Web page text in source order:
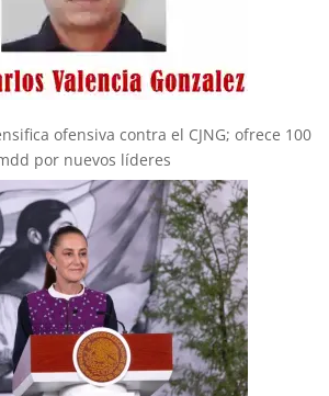
ofensiva contra el CJNG; ofrece 100
por nuevos líderes